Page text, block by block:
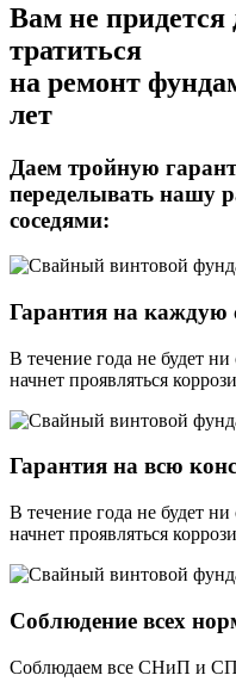
Вам не придется
тратиться
на ремонт
лет
Даем тройную
переделывать нашу
соседями:
Гарантия на каждую
В течение года не будет
начнет проявляться
Гарантия на всю
В течение года не будет
начнет проявляться
Соблюдение всех
Соблюдаем все СНиП и СП